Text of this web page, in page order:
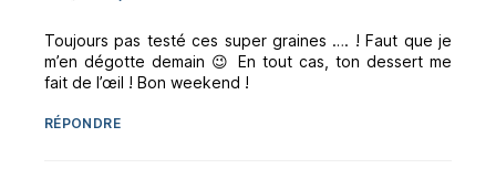
Toujours pas testé ces super graines …. ! Faut que je
m’en dégotte demain 😉 En tout cas, ton dessert me
fait de l’œil ! Bon weekend !
RÉPONDRE